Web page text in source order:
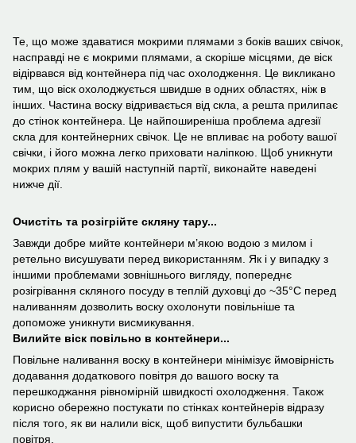
Те, що може здаватися мокрими плямами з боків ваших свічок,
насправді не є мокрими плямами, а скоріше місцями, де віск
відірвався від контейнера під час охолодження. Це викликано
тим, що віск охолоджується швидше в одних областях, ніж в
інших. Частина воску відривається від скла, а решта прилипає
до стінок контейнера. Це найпоширеніша проблема адгезії
скла для контейнерних свічок. Це не впливає на роботу вашої
свічки, і його можна легко приховати наліпкою. Щоб уникнути
мокрих плям у вашій наступній партії, виконайте наведені
нижче дії.
Очистіть та розігрійте скляну тару...
Завжди добре мийте контейнери м’якою водою з милом і
ретельно висушувати перед використанням. Як і у випадку з
іншими проблемами зовнішнього вигляду, попереднє
розігрівання скляного посуду в теплій духовці до ~35°С перед
наливанням дозволить воску охолонути повільніше та
допоможе уникнути висмикування.
Вилийте віск повільно в контейнери...
Повільне наливання воску в контейнери мінімізує ймовірність
додавання додаткового повітря до вашого воску та
перешкоджання рівномірній швидкості охолодження. Також
корисно обережно постукати по стінках контейнерів відразу
після того, як ви налили віск, щоб випустити бульбашки
повітря.